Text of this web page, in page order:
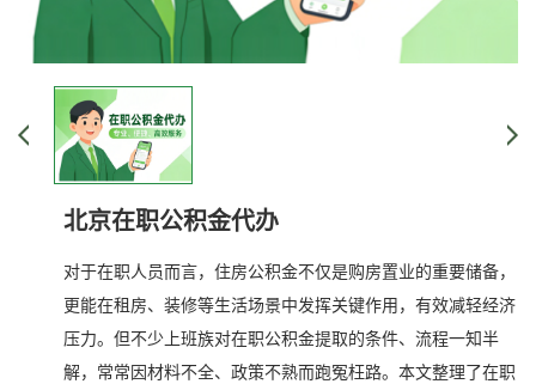
北京在职公积金代办
对于在职人员而言，住房公积金不仅是购房置业的重要储备，
更能在租房、装修等生活场景中发挥关键作用，有效减轻经济
压力。但不少上班族对在职公积金提取的条件、流程一知半
解，常常因材料不全、政策不熟而跑冤枉路。本文整理了在职